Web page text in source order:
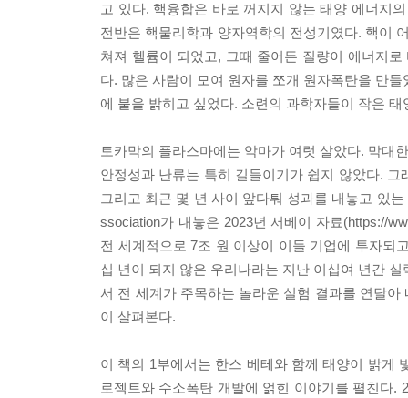
고 있다. 핵융합은 바로 꺼지지 않는 태양 에너지
전반은 핵물리학과 양자역학의 전성기였다. 핵이
쳐져 헬륨이 되었고, 그때 줄어든 질량이 에너지
다. 많은 사람이 모여 원자를 쪼개 원자폭탄을 만
에 불을 밝히고 싶었다. 소련의 과학자들이 작은
토카막의 플라스마에는 악마가 여럿 살았다. 막대
안정성과 난류는 특히 길들이기가 쉽지 않았다.
그리고 최근 몇 년 사이 앞다퉈 성과를 내놓고 있
ssociation가 내놓은 2023년 서베이 자료(https://
전 세계적으로 7조 원 이상이 이들 기업에 투자되
십 년이 되지 않은 우리나라는 지난 이십여 년간
서 전 세계가 주목하는 놀라운 실험 결과를 연달
이 살펴본다.
이 책의 1부에서는 한스 베테와 함께 태양이 밝게
로젝트와 수소폭탄 개발에 얽힌 이야기를 펼친다.